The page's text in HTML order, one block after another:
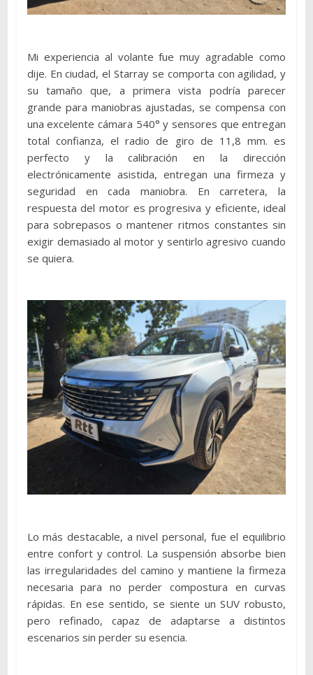
Mi experiencia al volante fue muy agradable como
dije. En ciudad, el Starray se comporta con agilidad, y
su tamaño que, a primera vista podría parecer
grande para maniobras ajustadas, se compensa con
una excelente cámara 540° y sensores que entregan
total confianza, el radio de giro de 11,8 mm. es
perfecto y la calibración en la dirección
electrónicamente asistida, entregan una firmeza y
seguridad en cada maniobra. En carretera, la
respuesta del motor es progresiva y eficiente, ideal
para sobrepasos o mantener ritmos constantes sin
exigir demasiado al motor y sentirlo agresivo cuando
se quiera.
Lo más destacable, a nivel personal, fue el equilibrio
entre confort y control. La suspensión absorbe bien
las irregularidades del camino y mantiene la firmeza
necesaria para no perder compostura en curvas
rápidas. En ese sentido, se siente un SUV robusto,
pero refinado, capaz de adaptarse a distintos
escenarios sin perder su esencia.